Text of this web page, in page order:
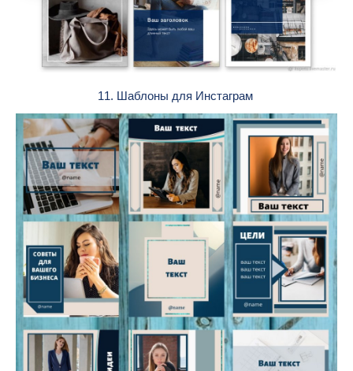
11. Шаблоны для Инстаграм